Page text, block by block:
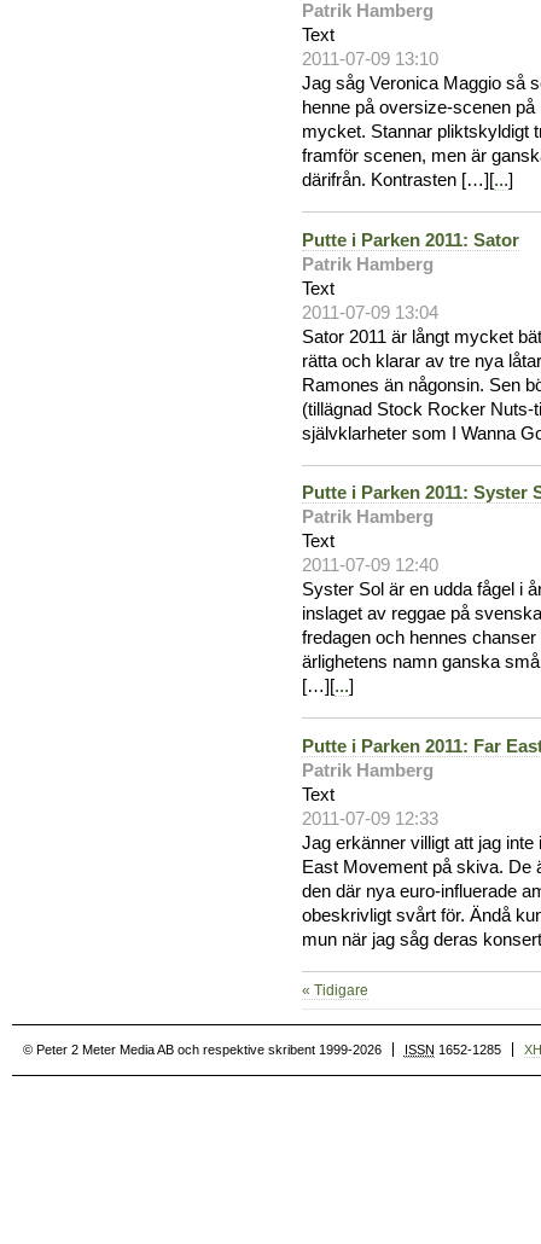
Patrik Hamberg
Text
2011-07-09 13:10
Jag såg Veronica Maggio så
henne på oversize-scenen
mycket. Stannar pliktskyldigt
framför scenen, men är
därifrån. Kontrasten […][...]
Putte i Parken 2011: Sator
Patrik Hamberg
Text
2011-07-09 13:04
Sator 2011 är långt mycket
rätta och klarar av tre nya
Ramones än någonsin. Sen
(tillägnad Stock Rocker
självklarheter som I Wanna
Putte i Parken 2011: Syster
Patrik Hamberg
Text
2011-07-09 12:40
Syster Sol är en udda fågel i
inslaget av reggae på
fredagen och hennes
ärlighetens namn ganska
[…][...]
Putte i Parken 2011: Far
Patrik Hamberg
Text
2011-07-09 12:33
Jag erkänner villigt att jag
East Movement på skiva. De
den där nya euro-influerade
obeskrivligt svårt för. Ändå
mun när jag såg deras
« Tidigare
© Peter 2 Meter Media AB och respektive skribent 1999-2026 ISSN 1652-1285